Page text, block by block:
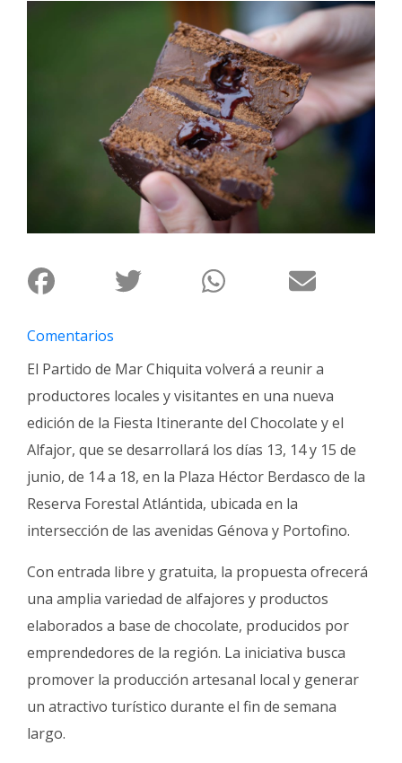
Espectáculos
de
Familia
Fúnebres
Comentarios
El Partido de Mar Chiquita volverá a reunir a
productores locales y visitantes en una nueva
edición de la Fiesta Itinerante del Chocolate y el
Alfajor, que se desarrollará los días 13, 14 y 15 de
junio, de 14 a 18, en la Plaza Héctor Berdasco de la
Reserva Forestal Atlántida, ubicada en la
intersección de las avenidas Génova y Portofino.
Con entrada libre y gratuita, la propuesta ofrecerá
una amplia variedad de alfajores y productos
elaborados a base de chocolate, producidos por
emprendedores de la región. La iniciativa busca
promover la producción artesanal local y generar
un atractivo turístico durante el fin de semana
largo.